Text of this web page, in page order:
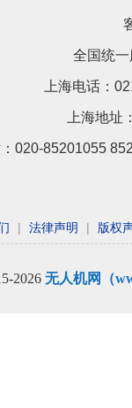
全国统
上海电话：
上海地
：020-85201055
| 法律声明 | 版权
2026 无人机网（